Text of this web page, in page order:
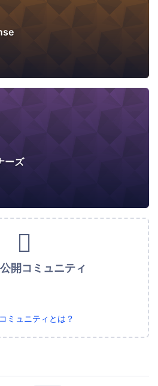
ーズ
開コミュニティ
ミュニティとは？